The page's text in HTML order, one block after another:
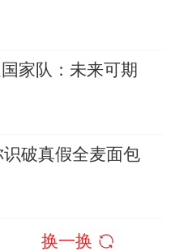
家队：未来可期
破真假全麦面包
换一换